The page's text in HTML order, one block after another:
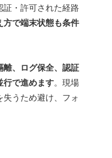
証・許可された経路
で端末状態も条件
離、ログ保全、認証
行で進めます。現場
うため避け、フォ